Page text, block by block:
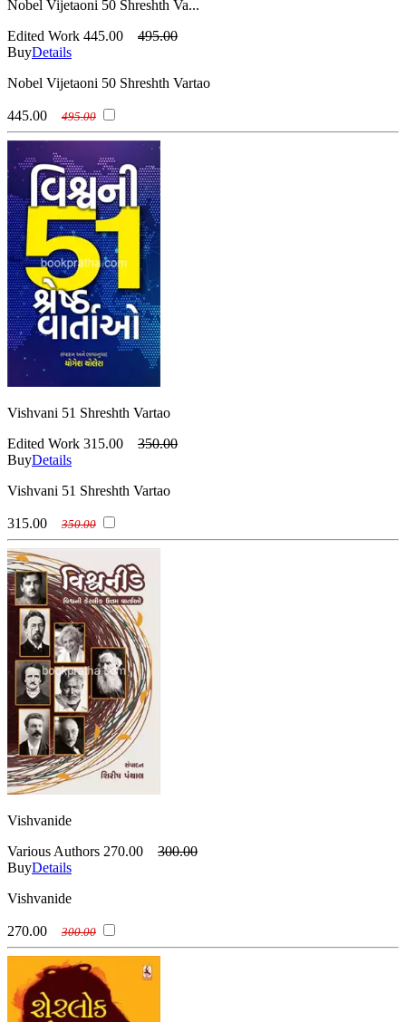
Nobel Vijetaoni 50 Shreshth Va...
Edited Work 445.00
495.00
BuyDetails
Nobel Vijetaoni 50 Shreshth Vartao
445.00 495.00
Vishvani 51 Shreshth Vartao
Edited Work 315.00
350.00
BuyDetails
Vishvani 51 Shreshth Vartao
315.00 350.00
Vishvanide
Various Authors 270.00
300.00
BuyDetails
Vishvanide
270.00 300.00